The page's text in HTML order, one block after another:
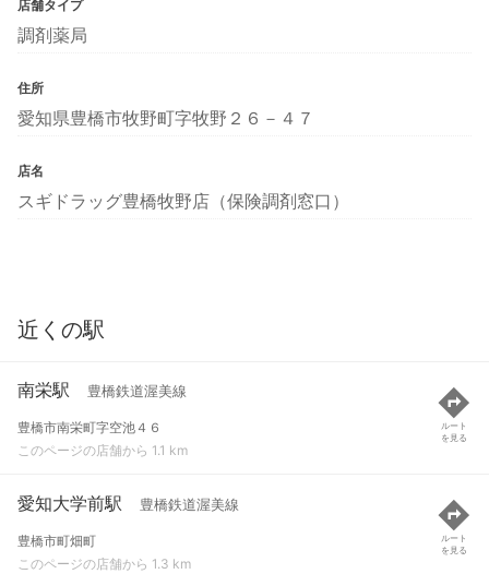
店舗タイプ
調剤薬局
住所
愛知県豊橋市牧野町字牧野２６－４７
店名
スギドラッグ豊橋牧野店（保険調剤窓口）
近くの駅
南栄駅 豊橋鉄道渥美線
豊橋市南栄町字空池４６
このページの店舗から 1.1 km
ルート
を見る
愛知大学前駅 豊橋鉄道渥美線
豊橋市町畑町
このページの店舗から 1.3 km
ルート
を見る